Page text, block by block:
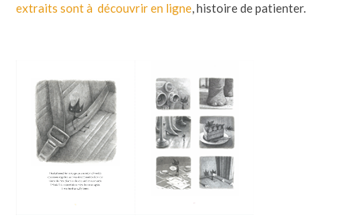
extraits sont à découvrir en ligne, histoire de patienter.